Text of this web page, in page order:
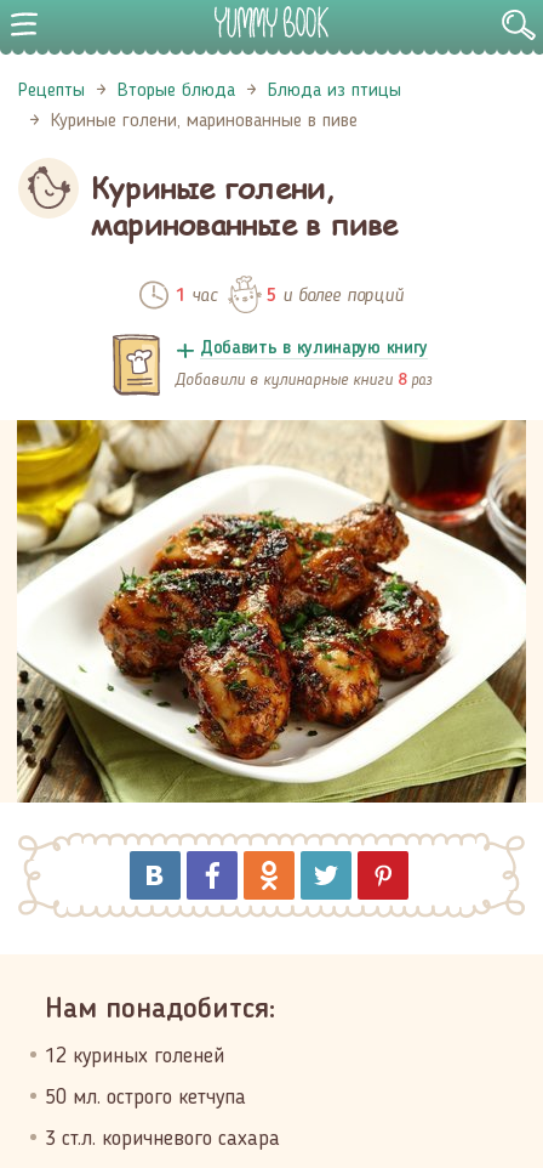
Рецепты Вторые блюда
Блюда из птицы
Куриные голени, маринованные в пиве
Куриные голени,
маринованные в пиве
1 час 5 и более порций
Добавить в кулинарую книгу
Добавили в кулинарные книги 8 раз
Нам понадобится:
12 куриных голеней
50 мл. острого кетчупа
3 ст.л. коричневого сахара